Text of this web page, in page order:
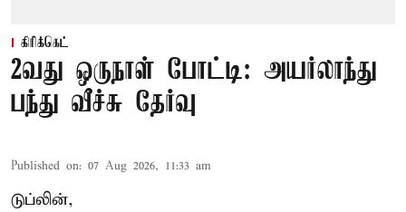
கிரிக்கெட்
2வது ஒருநாள் போட்டி: அயர்லாந்து
பந்து வீச்சு தேர்வு
Published on: 07 Aug 2026, 11:33 am
டுப்லின்,